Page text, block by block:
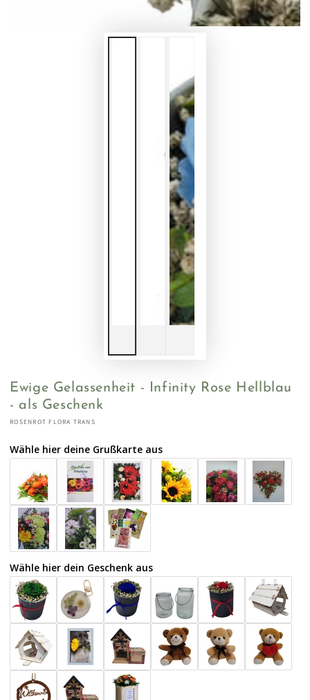
Ewige Gelassenheit - Infinity Rose Hellblau
- als Geschenk
ROSENROT FLORA TRANS
Wähle hier deine Grußkarte aus
Wähle hier dein Geschenk aus